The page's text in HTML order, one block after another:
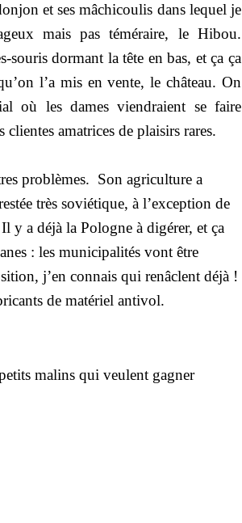
et ses mâchicoulis dans lequel je
mais pas téméraire, le Hibou.
dormant la tête en bas, et ça ça
l’a mis en vente, le château. On
où les dames viendraient se faire
amatrices de plaisirs rares.
problèmes. Son agriculture a
très soviétique, à l’exception de
y a déjà la Pologne à digérer, et ça
: les municipalités vont être
j’en connais qui renâclent déjà !
de matériel antivol.
malins qui veulent gagner